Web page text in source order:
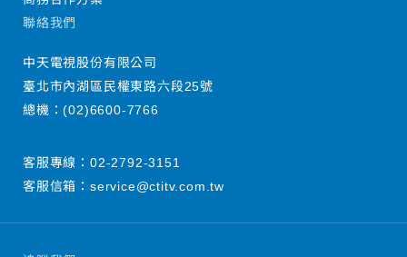
聯絡我們
中天電視股份有限公司
臺北市內湖區民權東路六段25號
總機：(02)6600-7766
客服專線： 02-2792-3151
客服信箱： service@ctitv.com.tw